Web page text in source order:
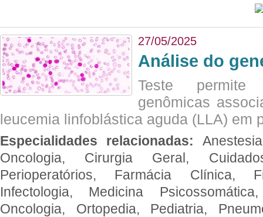
27/05/2025
Análise do
Teste permite
genômicas
leucemia linfoblástica aguda (LLA) em
Especialidades relacionadas:
Oncologia, Cirurgia Geral,
Perioperatórios, Farmácia Clínica,
Infectologia, Medicina
Oncologia, Ortopedia, Pediatria,